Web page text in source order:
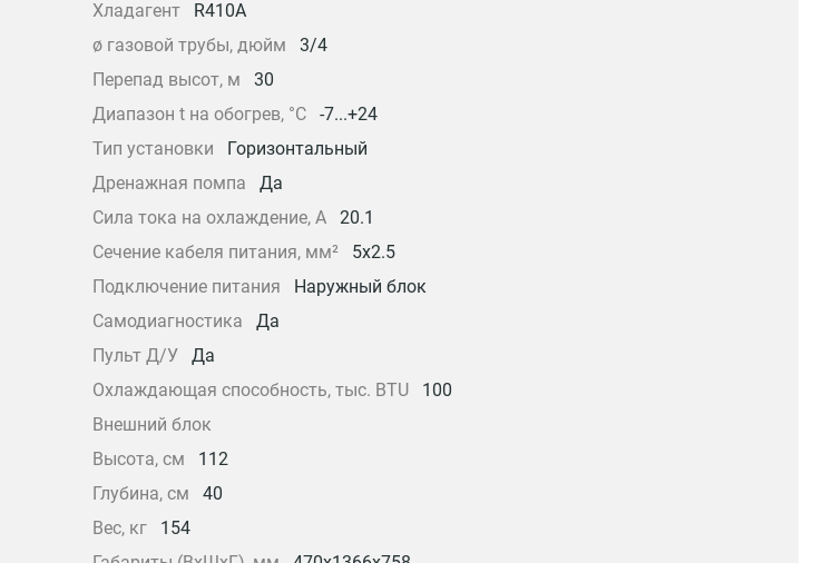
Хладагент
R410A
ø газовой трубы, дюйм
3/4
Перепад высот, м
30
Диапазон t на обогрев, °С
-7...+24
Тип установки
Горизонтальный
Дренажная помпа
Да
Сила тока на охлаждение, А
20.1
Сечение кабеля питания, мм²
5x2.5
Подключение питания
Наружный блок
Самодиагностика
Да
Пульт Д/У
Да
Охлаждающая способность, тыс. BTU
100
Внешний блок
Высота, см
112
Глубина, см
40
Вес, кг
154